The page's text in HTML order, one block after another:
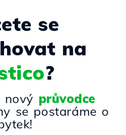
se
na
?
nový průvodce
se postaráme o